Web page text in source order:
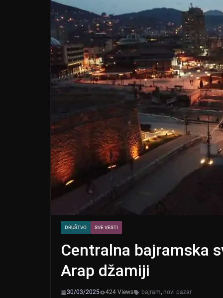
DRUŠTVO SVE VESTI
Centralna bajramska
Arap džamiji
30/03/2025 424 Views bajram, novi pazar